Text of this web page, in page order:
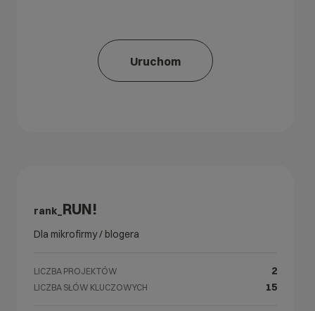
Uruchom
rank_ RUN!
Dla mikrofirmy / blogera
LICZBA PROJEKTÓW 2
LICZBA SŁÓW KLUCZOWYCH 15